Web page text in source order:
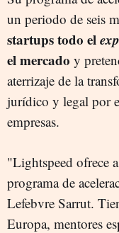
un periodo de seis
startups todo el
el mercado y
aterrizaje de la
jurídico y legal por
empresas.
"Lightspeed ofrece
programa de
Lefebvre Sarrut.
Europa, mentores